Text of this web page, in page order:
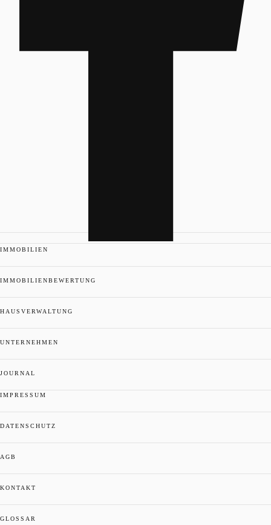
IMMOBILIEN
IMMOBILIENBEWERTUNG
HAUSVERWALTUNG
UNTERNEHMEN
JOURNAL
IMPRESSUM
DATENSCHUTZ
AGB
KONTAKT
GLOSSAR